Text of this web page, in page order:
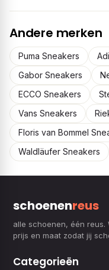
Andere merken
Puma Sneakers
Gabor Sneakers
ECCO Sneakers
Vans Sneakers
Floris van Bommel
Waldläufer Sneakers
schoenenreus
alle schoenen, één reus.
prijs en maat zodat jij
Categorieën